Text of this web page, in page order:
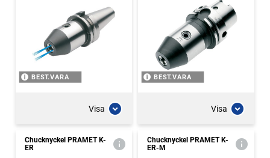
BEST.VARA
Visa
BEST.VARA
Visa
Chucknyckel PRAMET K-
ER
Chucknyckel PRAMET K-
ER-M